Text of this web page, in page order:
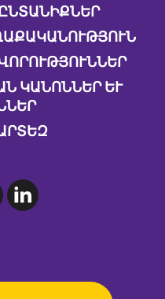
ԿԱՆՈՆՆԵՐ ԵՒ Պ